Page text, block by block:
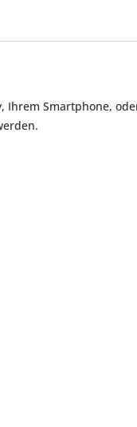
Ihrem Smartphone,